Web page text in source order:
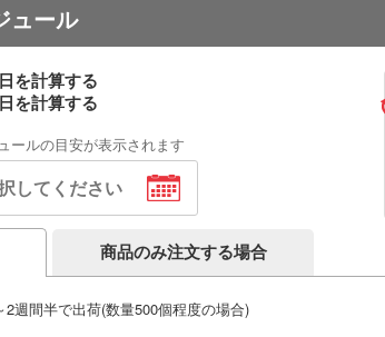
ュール
を計算する
を計算する
ールの目安が表示されます
商品のみ注文する場合
2週間半で出荷(数量500個程度の場合)